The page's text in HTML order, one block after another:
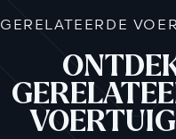
GERELATEERDE